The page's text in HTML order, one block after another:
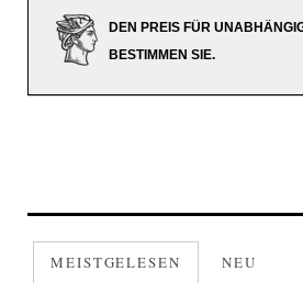
DEN PREIS FÜR
BESTIMMEN SIE.
MEISTGELESEN NEU